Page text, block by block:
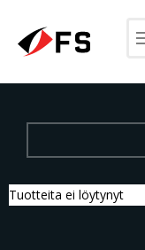
Tuotteita ei löytynyt